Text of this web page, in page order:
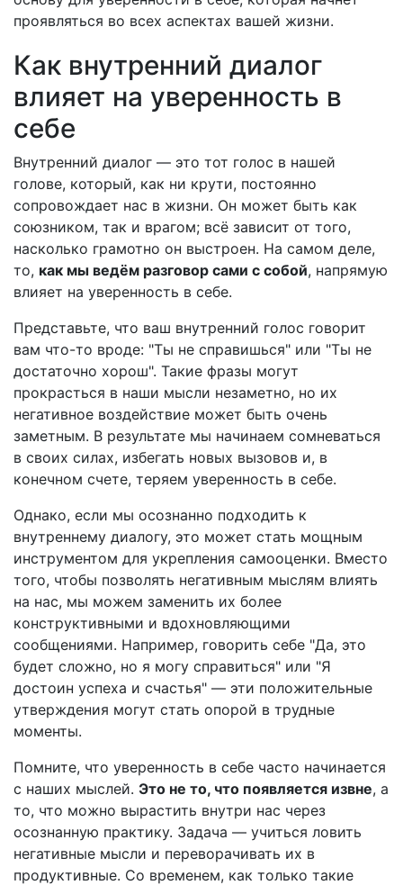
проявляться во всех аспектах вашей жизни.
Как внутренний диалог
влияет на уверенность в
себе
Внутренний диалог — это тот голос в нашей
голове, который, как ни крути, постоянно
сопровождает нас в жизни. Он может быть как
союзником, так и врагом; всё зависит от того,
насколько грамотно он выстроен. На самом деле,
то, как мы ведём разговор сами с собой, напрямую
влияет на уверенность в себе.
Представьте, что ваш внутренний голос говорит
вам что-то вроде: "Ты не справишься" или "Ты не
достаточно хорош". Такие фразы могут
прокрасться в наши мысли незаметно, но их
негативное воздействие может быть очень
заметным. В результате мы начинаем сомневаться
в своих силах, избегать новых вызовов и, в
конечном счете, теряем уверенность в себе.
Однако, если мы осознанно подходить к
внутреннему диалогу, это может стать мощным
инструментом для укрепления самооценки. Вместо
того, чтобы позволять негативным мыслям влиять
на нас, мы можем заменить их более
конструктивными и вдохновляющими
сообщениями. Например, говорить себе "Да, это
будет сложно, но я могу справиться" или "Я
достоин успеха и счастья" — эти положительные
утверждения могут стать опорой в трудные
моменты.
Помните, что уверенность в себе часто начинается
с наших мыслей. Это не то, что появляется извне, а
то, что можно вырастить внутри нас через
осознанную практику. Задача — учиться ловить
негативные мысли и переворачивать их в
продуктивные. Со временем, как только такие